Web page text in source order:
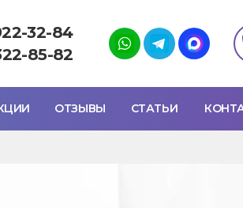
32-84
85-82
ОТЗЫВЫ СТАТЬИ